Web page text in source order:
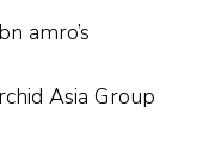
amro’s
Asia Group